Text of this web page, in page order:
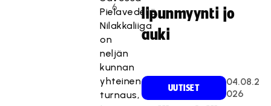
6
Pielavedellä.
Nilakkaliiga
on
neljän
kunnan
yhteinen
turnaus,
lipunmyynti jo
auki
UUTISET
04.08.2
026